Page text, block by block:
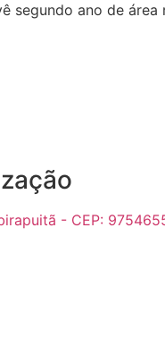
segundo ano de área
- CEP: